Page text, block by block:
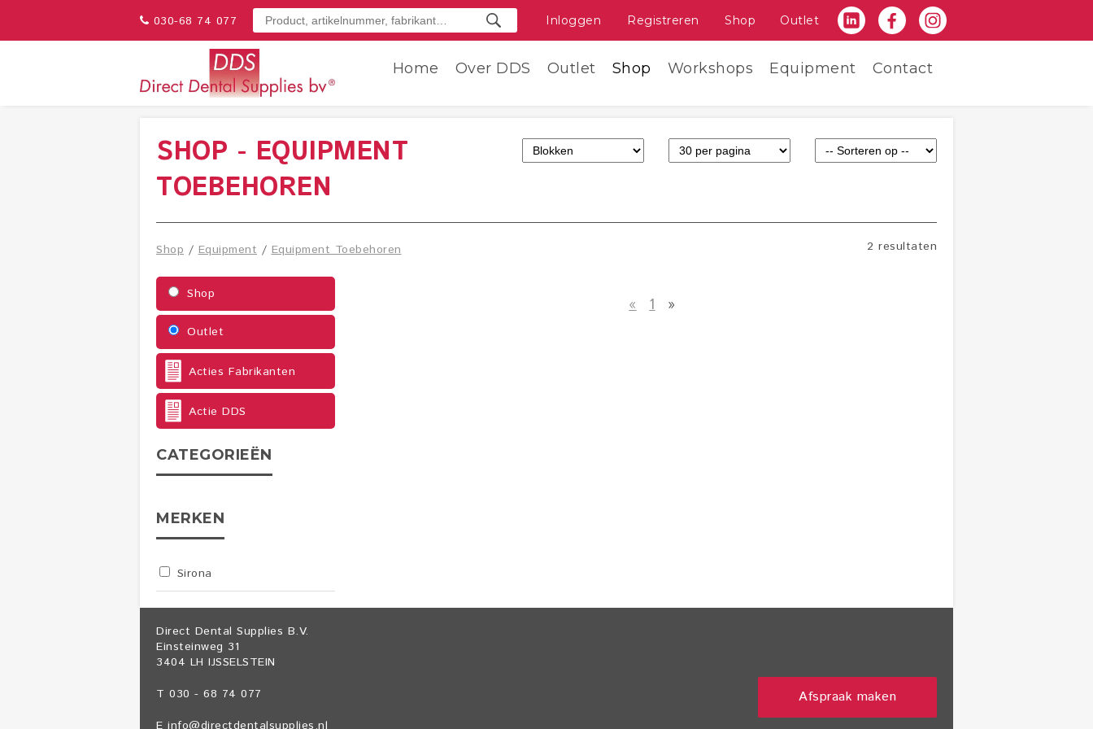
030-68 74 077 Inloggen Registreren Shop Outlet
Home Over DDS Outlet Shop Workshops Equipment Contact
SHOP - EQUIPMENT
TOEBEHOREN
2 resultaten
Shop /Equipment /Equipment Toebehoren
Shop
Outlet
Acties Fabrikanten
Actie DDS
CATEGORIEËN
MERKEN
Sirona
« 1 »
Direct Dental Supplies B.V.
Einsteinweg 31
3404 LH IJSSELSTEIN
T 030 - 68 74 077
E info@directdentalsupplies.nl
Afspraak maken